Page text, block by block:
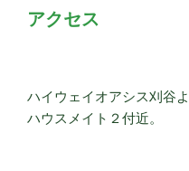
アクセス
ハイウェイオアシス刈谷
ハウスメイト２付近。